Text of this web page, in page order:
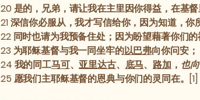
20是的，兄弟，请让我在主里因你得益，在基督
21深信你必服从，我才写信给你，因为知道，你
22 同时也请为我预备住处；因为盼望藉著你们
23 为耶稣基督与我一同坐牢的以巴弗向你问安；
24 我的同工马可、亚里达古、 底马、路加 ， 也
25 愿我们主耶稣基督的恩典与你们的灵同在。[1]